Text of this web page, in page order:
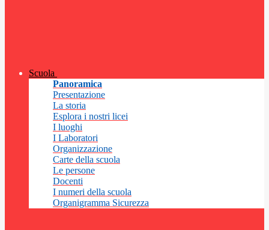
Scuola
Panoramica
Presentazione
La storia
Esplora i nostri licei
I luoghi
I Laboratori
Organizzazione
Carte della scuola
Le persone
Docenti
I numeri della scuola
Organigramma Sicurezza